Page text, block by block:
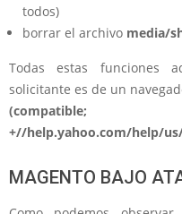
todos)
borrar el archivo media/
Todas estas funciones
solicitante es de un
+//help.yahoo.com/help/
MAGENTO BAJO